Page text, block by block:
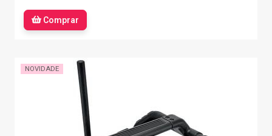
Comprar
NOVIDADE